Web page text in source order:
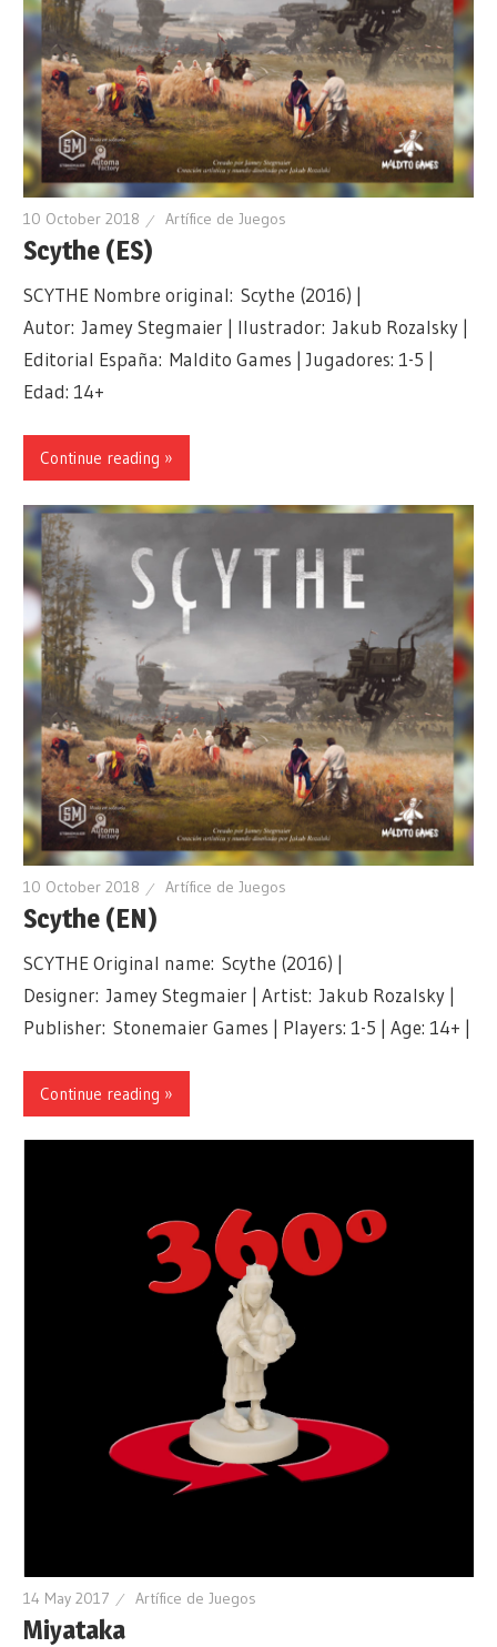
10 October 2018 Artífice de Juegos
Scythe (ES)
SCYTHE Nombre original: Scythe (2016) |
Autor: Jamey Stegmaier | Ilustrador: Jakub Rozalsky |
Editorial España: Maldito Games | Jugadores: 1-5 |
Edad: 14+
Continue reading »
10 October 2018 Artífice de Juegos
Scythe (EN)
SCYTHE Original name: Scythe (2016) |
Designer: Jamey Stegmaier | Artist: Jakub Rozalsky |
Publisher: Stonemaier Games | Players: 1-5 | Age: 14+ |
Continue reading »
14 May 2017 Artífice de Juegos
Miyataka